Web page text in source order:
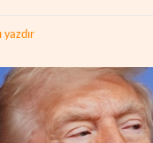
yazdır